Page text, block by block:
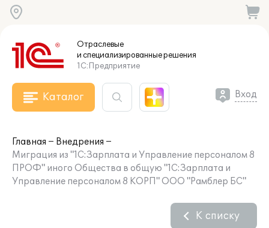
Отраслевые
и специализированныерешения
1С:Предприятие
Каталог Вход
Главная
Внедрения
Миграция из "1С:Зарплата и Управление персоналом 8
ПРОФ" иного Общества в общую "1С:Зарплата и
Управление персоналом 8 КОРП" ООО "Рамблер БС"
К списку